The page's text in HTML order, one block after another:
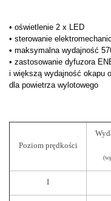
• oświetlenie 2 x LED
• sterowanie
• maksymalna wydajność
• zastosowanie dyfuzora
i większą wydajność okapu
dla powietrza wylotowego
Poziom prędkości
I